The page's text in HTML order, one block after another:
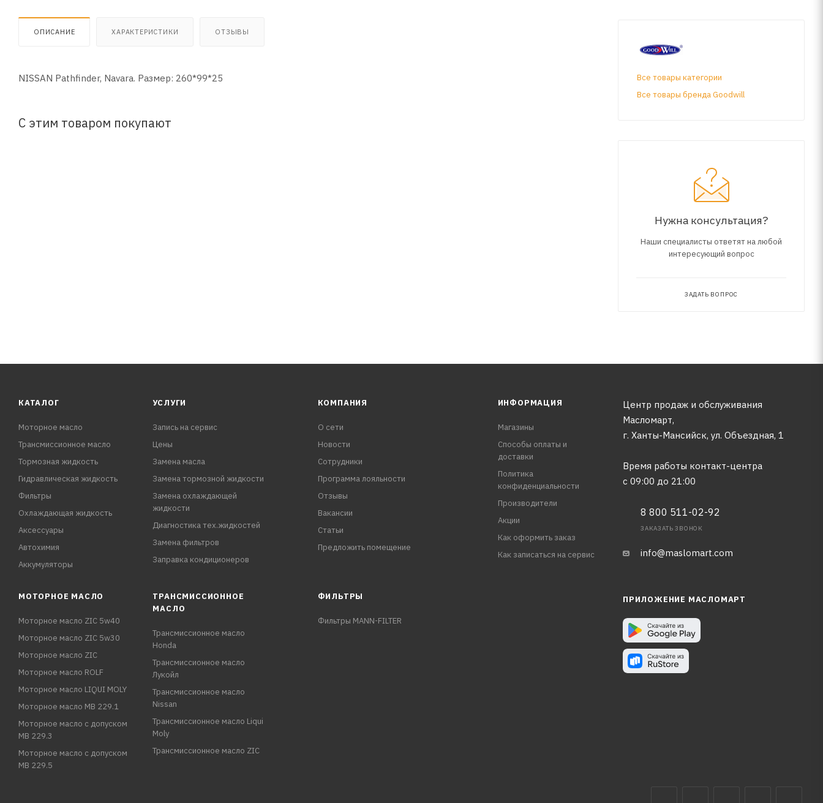
ОПИСАНИЕ ХАРАКТЕРИСТИКИ ОТЗЫВЫ
NISSAN Pathfinder, Navara. Размер: 260*99*25
С этим товаром покупают
Все товары категории
Все товары бренда Goodwill
Нужна консультация?
Наши специалисты ответят на любой
интересующий вопрос
ЗАДАТЬ ВОПРОС
КАТАЛОГ
Моторное масло
Трансмиссионное масло
Тормозная жидкость
Гидравлическая жидкость
Фильтры
Охлаждающая жидкость
Аксессуары
Автохимия
Аккумуляторы
УСЛУГИ
Запись на сервис
Цены
Замена масла
Замена тормозной жидкости
Замена охлаждающей
жидкости
Диагностика тех.жидкостей
Замена фильтров
Заправка кондиционеров
КОМПАНИЯ
О сети
Новости
Сотрудники
Программа лояльности
Отзывы
Вакансии
Статьи
Предложить помещение
ИНФОРМАЦИЯ
Магазины
Способы оплаты и
доставки
Политика
конфиденциальности
Производители
Акции
Как оформить заказ
Как записаться на сервис
Центр продаж и обслуживания
Масломарт,
г. Ханты-Мансийск, ул. Объездная, 1
Время работы контакт-центра
с 09:00 до 21:00
8 800 511-02-92
ЗАКАЗАТЬ ЗВОНОК
info@maslomart.com
МОТОРНОЕ МАСЛО
Моторное масло ZIC 5w40
Моторное масло ZIC 5w30
Моторное масло ZIC
Моторное масло ROLF
Моторное масло LIQUI MOLY
Моторное масло MB 229.1
Моторное масло с допуском
MB 229.3
Моторное масло с допуском
MB 229.5
ТРАНСМИССИОННОЕ
МАСЛО
Трансмиссионное масло
Honda
Трансмиссионное масло
Лукойл
Трансмиссионное масло
Nissan
Трансмиссионное масло Liqui
Moly
Трансмиссионное масло ZIC
ФИЛЬТРЫ
Фильтры MANN-FILTER
ПРИЛОЖЕНИЕ МАСЛОМАРТ